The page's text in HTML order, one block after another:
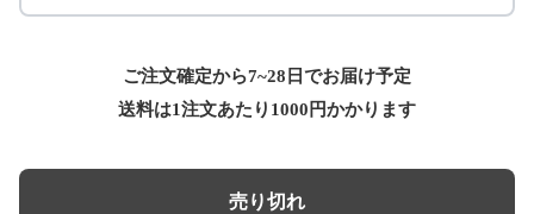
ご注文確定から7~28日でお届け予定
送料は1注文あたり 1000 円かかります
売り切れ